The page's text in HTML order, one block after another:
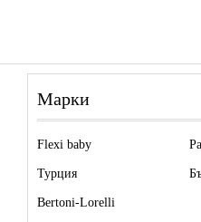
Марки
Flexi baby
Турция
Bertoni-Lorelli